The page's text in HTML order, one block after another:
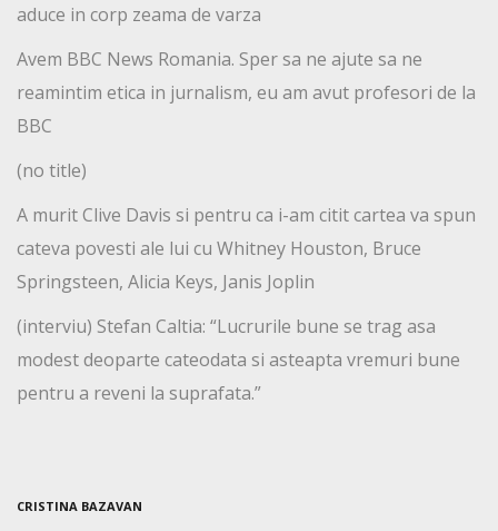
aduce in corp zeama de varza
Avem BBC News Romania. Sper sa ne ajute sa ne
reamintim etica in jurnalism, eu am avut profesori de la
BBC
(no title)
A murit Clive Davis si pentru ca i-am citit cartea va spun
cateva povesti ale lui cu Whitney Houston, Bruce
Springsteen, Alicia Keys, Janis Joplin
(interviu) Stefan Caltia: “Lucrurile bune se trag asa
modest deoparte cateodata si asteapta vremuri bune
pentru a reveni la suprafata.”
CRISTINA BAZAVAN